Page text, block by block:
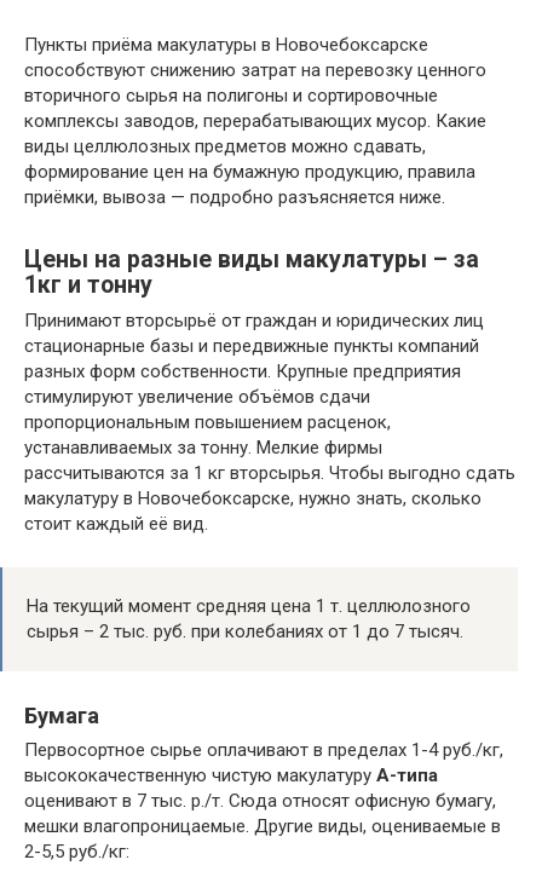
Пункты приёма макулатуры в Новочебоксарске
способствуют снижению затрат на перевозку ценного
вторичного сырья на полигоны и сортировочные
комплексы заводов, перерабатывающих мусор. Какие
виды целлюлозных предметов можно сдавать,
формирование цен на бумажную продукцию, правила
приёмки, вывоза — подробно разъясняется ниже.
Цены на разные виды макулатуры – за
1кг и тонну
Принимают вторсырьё от граждан и юридических лиц
стационарные базы и передвижные пункты компаний
разных форм собственности. Крупные предприятия
стимулируют увеличение объёмов сдачи
пропорциональным повышением расценок,
устанавливаемых за тонну. Мелкие фирмы
рассчитываются за 1 кг вторсырья. Чтобы выгодно сдать
макулатуру в Новочебоксарске, нужно знать, сколько
стоит каждый её вид.
На текущий момент средняя цена 1 т. целлюлозного
сырья – 2 тыс. руб. при колебаниях от 1 до 7 тысяч.
Бумага
Первосортное сырье оплачивают в пределах 1-4 руб./кг,
высококачественную чистую макулатуру А-типа
оценивают в 7 тыс. р./т. Сюда относят офисную бумагу,
мешки влагопроницаемые. Другие виды, оцениваемые в
2-5,5 руб./кг: